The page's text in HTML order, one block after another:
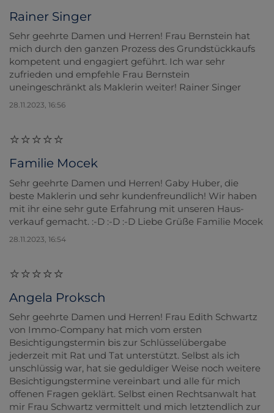
Rainer Singer
Sehr geehrte Damen und Herren! Frau Bernstein hat
mich durch den ganzen Prozess des Grundstückkaufs
kompetent und engagiert geführt. Ich war sehr
zufrieden und empfehle Frau Bernstein
uneingeschränkt als Maklerin weiter! Rainer Singer
28.11.2023, 16:56
Familie Mocek
Sehr geehrte Damen und Herren! Gaby Huber, die
beste Maklerin und sehr kundenfreundlich! Wir haben
mit ihr eine sehr gute Erfahrung mit unseren Haus-
verkauf gemacht. :-D :-D :-D Liebe Grüße Familie Mocek
28.11.2023, 16:54
Angela Proksch
Sehr geehrte Damen und Herren! Frau Edith Schwartz
von Immo-Company hat mich vom ersten
Besichtigungstermin bis zur Schlüsselübergabe
jederzeit mit Rat und Tat unterstützt. Selbst als ich
unschlüssig war, hat sie geduldiger Weise noch weitere
Besichtigungstermine vereinbart und alle für mich
offenen Fragen geklärt. Selbst einen Rechtsanwalt hat
mir Frau Schwartz vermittelt und mich letztendlich zur